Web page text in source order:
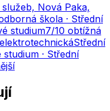
Nová Paka,
škola · Střední
studium7/10 obtížná
Střední
· Střední